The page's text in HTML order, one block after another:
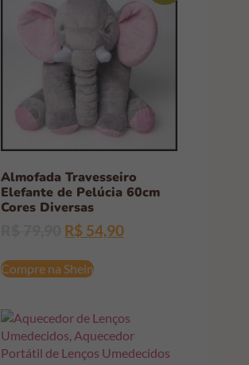
Almofada Travesseiro
Elefante de Pelúcia 60cm
Cores Diversas
R$ 54,90
Compre na Shein